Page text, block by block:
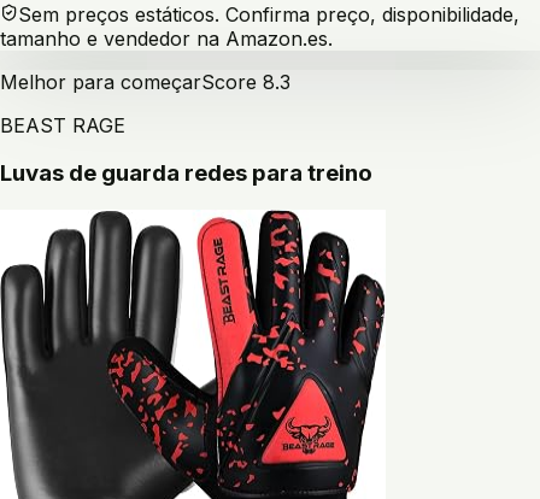
Sem preços estáticos. Confirma preço, disponibilidade,
tamanho e vendedor na Amazon.es.
Melhor para começarScore 8.3
BEAST RAGE
Luvas de guarda redes para treino